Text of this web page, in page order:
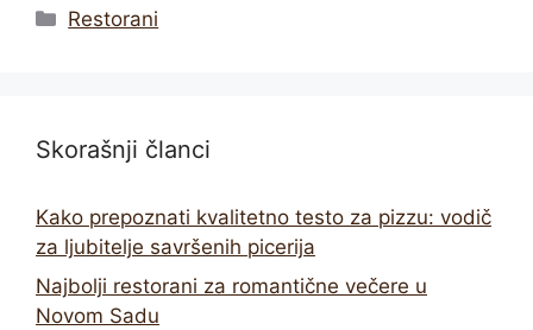
Categories
Restorani
Skorašnji članci
Kako prepoznati kvalitetno testo za pizzu: vodič
za ljubitelje savršenih picerija
Najbolji restorani za romantične večere u
Novom Sadu